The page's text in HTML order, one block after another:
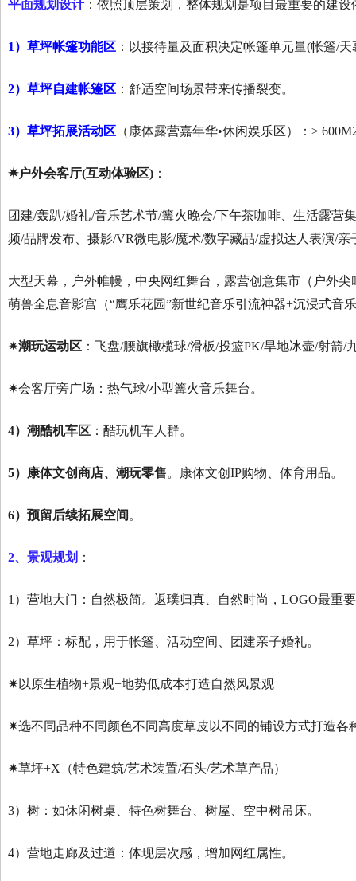
平面规划设计：依照顶层策划，整体规划是项目最重要的建设
1） 草坪帐篷功能区：以接待量及面积决定帐篷单元量(帐篷/
2）草坪自建帐篷区：舒适空间场景带来传播裂变。
3）草坪拓展活动区（康体露营嘉年华•休闲娱乐区）：≥
✷户外会客厅(互动体验区)：
团建/轰趴/婚礼/音乐艺术节/篝火晚会/下午茶咖啡、生活露
频/品牌发布、摄影/VR微电影/魔术/数字藏品/虚拟达人表演/亲
大型天幕，户外帷幔，中央网红舞台，露营创意集市（户外
萌兽全息音影宫（“鹰乐花园”新世纪音乐引流神器+沉浸式音
✷潮玩运动区：飞盘/腰旗橄榄球/滑板/投篮PK/旱地冰壶/射箭/
✷会客厅旁广场：热气球/小型篝火音乐舞台。
4）潮酷机车区：酷玩机车人群。
5）康体文创商店、潮玩零售。康体文创IP购物、体育用品。
6）预留后续拓展空间 。
2、景观规划 ：
1）营地大门：自然极简。返璞归真、自然时尚，LOGO最重
2）草坪：标配，用于帐篷、活动空间、团建亲子婚礼。
✷以原生植物+景观+地势低成本打造自然风景观
✷选不同品种不同颜色不同高度草皮以不同的铺设方式打造各
✷草坪+X（特色建筑/艺术装置/石头/艺术草产品）
3）树：如休闲树桌、特色树舞台、树屋、空中树吊床。
4）营地走廊及过道：体现层次感，增加网红属性。